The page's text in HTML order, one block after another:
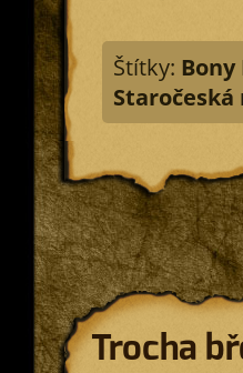
Štítky: Bony
Trocha